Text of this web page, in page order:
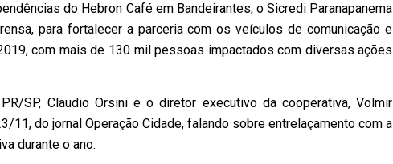
do Hebron Café em Bandeirantes, o Sicredi Paranapanema
para fortalecer a parceria com os veículos de comunicação e
com mais de 130 mil pessoas impactados com diversas ações
SP, Claudio Orsini e o diretor executivo da cooperativa, Volmir
11, do jornal Operação Cidade, falando sobre entrelaçamento com a
durante o ano.